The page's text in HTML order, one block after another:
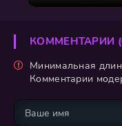
КОММЕНТАРИИ
Минимальная
Комментарии